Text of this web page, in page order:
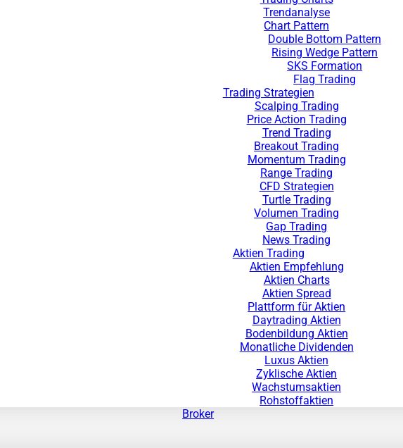
Trendanalyse
Chart Pattern
Double Bottom Pattern
Rising Wedge Pattern
SKS Formation
Flag Trading
Trading Strategien
Scalping Trading
Price Action Trading
Trend Trading
Breakout Trading
Momentum Trading
Range Trading
CFD Strategien
Turtle Trading
Volumen Trading
Gap Trading
News Trading
Aktien Trading
Aktien Empfehlung
Aktien Charts
Aktien Spread
Plattform für Aktien
Daytrading Aktien
Bodenbildung Aktien
Monatliche Dividenden
Luxus Aktien
Zyklische Aktien
Wachstumsaktien
Rohstoffaktien
Broker